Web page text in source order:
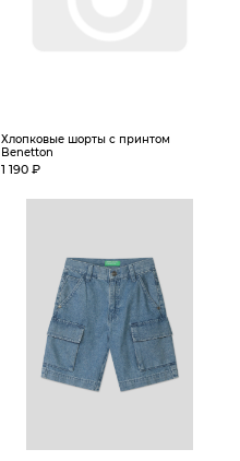
Хлопковые шорты с принтом
Benetton
1 190 ₽